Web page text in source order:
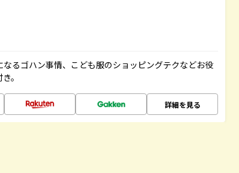
るゴハン事情、こども服のショッピングテクなどお役
。
詳細を見る